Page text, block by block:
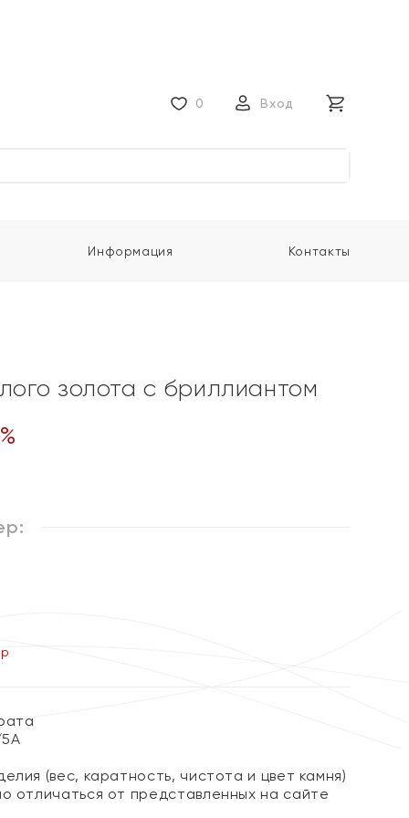
0 Вход
Информация Контакты
золота с бриллиантом
%
(вес, каратность, чистота и цвет камня)
отличаться от представленных на сайте